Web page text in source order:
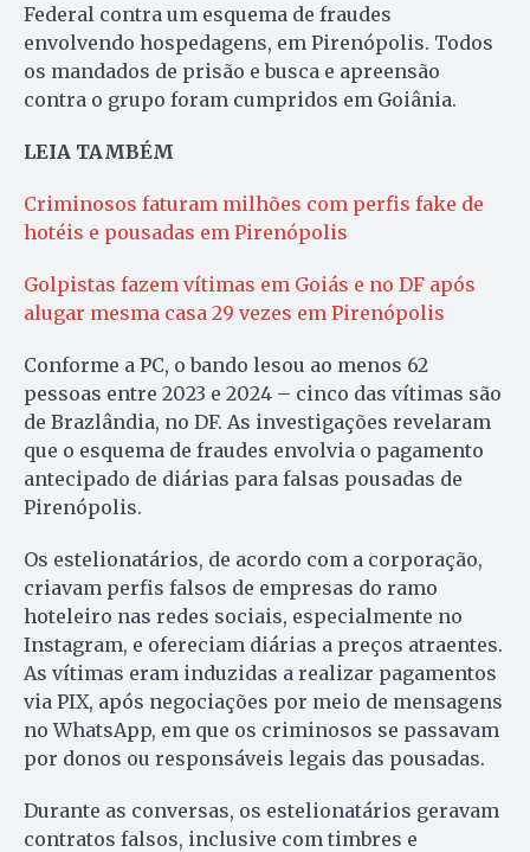
Federal contra um esquema de fraudes
envolvendo hospedagens, em Pirenópolis. Todos
os mandados de prisão e busca e apreensão
contra o grupo foram cumpridos em Goiânia.
LEIA TAMBÉM
Criminosos faturam milhões com perfis fake de
hotéis e pousadas em Pirenópolis
Golpistas fazem vítimas em Goiás e no DF após
alugar mesma casa 29 vezes em Pirenópolis
Conforme a PC, o bando lesou ao menos 62
pessoas entre 2023 e 2024 – cinco das vítimas são
de Brazlândia, no DF. As investigações revelaram
que o esquema de fraudes envolvia o pagamento
antecipado de diárias para falsas pousadas de
Pirenópolis.
Os estelionatários, de acordo com a corporação,
criavam perfis falsos de empresas do ramo
hoteleiro nas redes sociais, especialmente no
Instagram, e ofereciam diárias a preços atraentes.
As vítimas eram induzidas a realizar pagamentos
via PIX, após negociações por meio de mensagens
no WhatsApp, em que os criminosos se passavam
por donos ou responsáveis legais das pousadas.
Durante as conversas, os estelionatários geravam
contratos falsos, inclusive com timbres e